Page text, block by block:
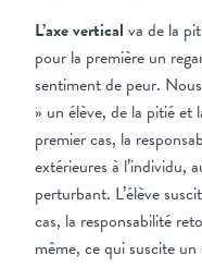
L’axe vertical va de la
pour la première un
sentiment de peur.
» un élève, de la pitié et
premier cas, la
extérieures à l’individu,
perturbant. L’élève
cas, la responsabilité
même, ce qui suscite